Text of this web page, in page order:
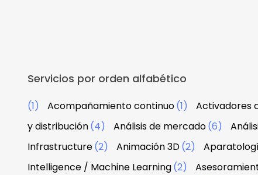
Servicios por orden alfabético
(1) Acompañamiento continuo(1) Activadores
y distribución(4) Análisis de mercado(6)
Infrastructure(2) Animación 3D(2)
Intelligence / Machine Learning(2)